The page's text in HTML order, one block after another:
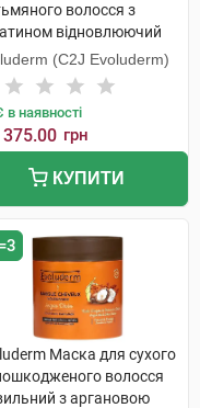
волосся з
відновлюючий
мл 1 флакон(C2J Evoluderm)
в наявності
375.00 грн
КУПИТИ
Маска для сухого
волосся
з аргановою